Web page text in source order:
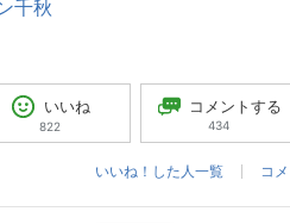
千秋
いいね
822
コメントする
434
いいね！した人一覧 コ